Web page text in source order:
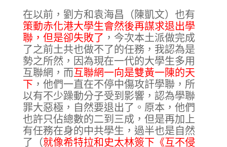
在以前，劉方和袁海昌（陳凱文）也有
策動赤化港大學生會然後再謀求退出學
聯，但是卻失敗了 ，今次本土派做完成
了之前土共也做不了的任務，我認為是
勢之所然，因為現在一代的大學生多用
互聯網，而互聯網一向是雙黃一陳的天
下 ，他們一直在不停中傷攻訐學聯，所
以有不少躁動分子受到影響，認為學聯
罪大惡極，自然要退出了。原本，他們
也許只佔總數的二到三成，但是再加上
有任務在身的中共學生，過半也是自然
了（就像希特拉和史太林簽下《互不侵